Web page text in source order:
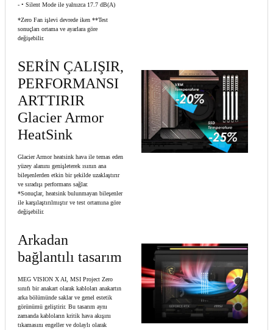
- • Silent Mode ile yalnızca 17.7 dB(A)
*Zero Fan işlevi devrede iken **Test
sonuçları ortama ve ayarlara göre
değişebilir.
SERİN ÇALIŞIR,
PERFORMANSI
ARTTIRIR
Glacier Armor
HeatSink
Glacier Armor heatsink hava ile temas eden
yüzey alanını genişleterek ısının ana
bileşenlerden etkin bir şekilde uzaklaştırır
ve sıradışı performans sağlar.
*Sonuçlar, heatsink bulunmayan bileşenler
ile karşılaştırılmıştır ve test ortamına göre
değişebilir.
Arkadan
bağlantılı tasarım
MEG VISION X AI, MSI Project Zero
sınıfı bir anakart olarak kabloları anakartın
arka bölümünde saklar ve genel estetik
görünümü geliştirir. Bu tasarım aynı
zamanda kabloların kritik hava akışını
tıkamasını engeller ve dolaylı olarak